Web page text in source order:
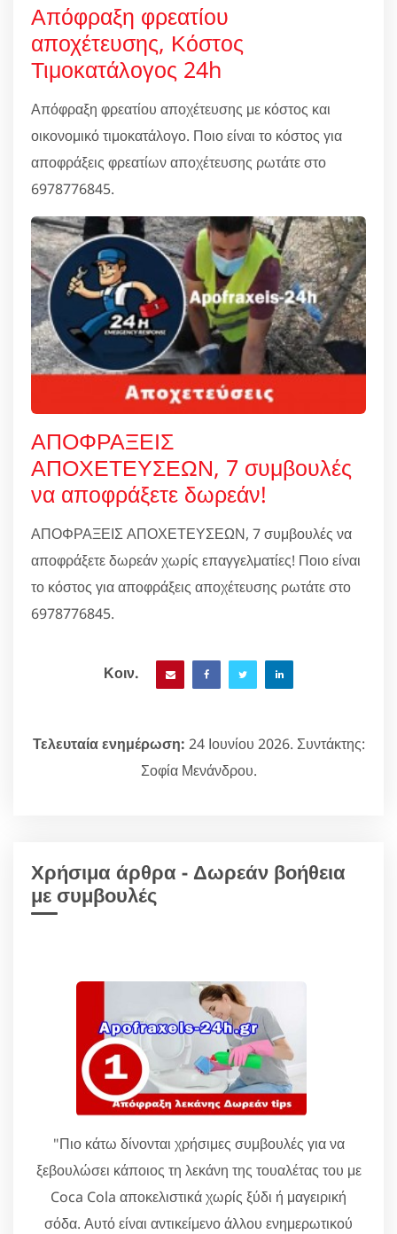
Απόφραξη φρεατίου
αποχέτευσης, Κόστος
Τιμοκατάλογος 24h
Απόφραξη φρεατίου αποχέτευσης με κόστος και
οικονομικό τιμοκατάλογο. Ποιο είναι το κόστος για
αποφράξεις φρεατίων αποχέτευσης ρωτάτε στο
6978776845.
ΑΠΟΦΡΑΞΕΙΣ
ΑΠΟΧΕΤΕΥΣΕΩΝ, 7 συμβουλές
να αποφράξετε δωρεάν!
ΑΠΟΦΡΑΞΕΙΣ ΑΠΟΧΕΤΕΥΣΕΩΝ, 7 συμβουλές να
αποφράξετε δωρεάν χωρίς επαγγελματίες! Ποιο είναι
το κόστος για αποφράξεις αποχέτευσης ρωτάτε στο
6978776845.
Κοιν.
Τελευταία ενημέρωση: 24 Ιουνίου 2026. Συντάκτης:
Σοφία Μενάνδρου.
Χρήσιμα άρθρα - Δωρεάν βοήθεια
με συμβουλές
"Πιο κάτω δίνονται χρήσιμες συμβουλές για να
ξεβουλώσει κάποιος τη λεκάνη της τουαλέτας του με
Coca Cola αποκελιστικά χωρίς ξύδι ή μαγειρική
σόδα. Αυτό είναι αντικείμενο άλλου ενημερωτικού